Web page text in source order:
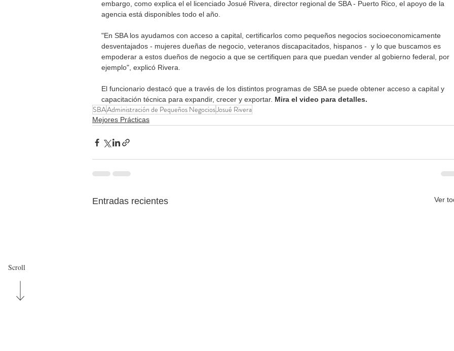
Scroll
embargo, como explica el el licenciado Josué Rivera, director regional de SBA - Puerto Rico, el apoyo de la
agencia está disponibles todo el año.
"En SBA los ayudamos con acceso a capital, certificarlos como pequeños negocios socioeconomicamente
desventajados - mujeres dueñas de negocio, veteranos discapacitados, hispanos -  y lo que buscamos es
empoderar a estos dueños de negocio a que se certifiquen para que puedan vender al gobierno federal, por
ejemplo", explicó Rivera.
El funcionario destacó que a través de los distintos programas de SBA se puede obtener acceso a capital y
capacitación técnica para expandir, crecer y exportar. Mira el video para detalles.
SBAAdministración de Pequeños NegociosJosué Rivera
Mejores Prácticas
Entradas recientes Ver